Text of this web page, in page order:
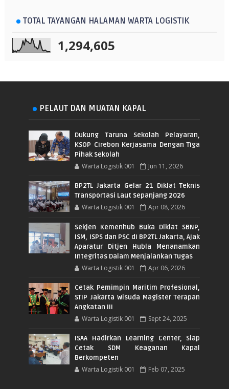
TOTAL TAYANGAN HALAMAN WARTA LOGISTIK
1,294,605
PELAUT DAN MUATAN KAPAL
Dukung Taruna Sekolah Pelayaran,
KSOP Cirebon Kerjasama Dengan Tiga
Pihak Sekolah
Warta Logistik 001 Jun 11, 2026
BP2TL Jakarta Gelar 21 Diklat Teknis
Transportasi Laut Sepanjang 2026
Warta Logistik 001 Apr 08, 2026
Sekjen Kemenhub Buka Diklat SBNP,
ISM, ISPS dan PSC di BP2TL Jakarta, Ajak
Aparatur Ditjen Hubla Menanamkan
Integritas Dalam Menjalankan Tugas
Warta Logistik 001 Apr 06, 2026
Cetak Pemimpin Maritim Profesional,
STIP Jakarta Wisuda Magister Terapan
Angkatan III
Warta Logistik 001 Sept 24, 2025
ISAA Hadirkan Learning Center, Siap
Cetak SDM Keaganan Kapal
Berkompeten
Warta Logistik 001 Feb 07, 2025